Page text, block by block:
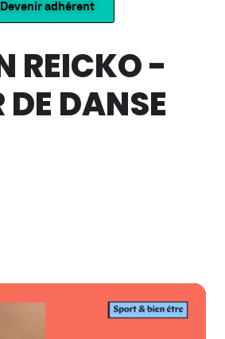
Devenir adhérent
REICKO -
DE DANSE